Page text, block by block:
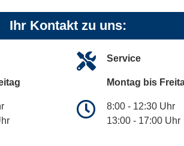
Ihr Kontakt zu uns:
Service
Montag bis
8:00 - 12:30 Uhr
13:00 - 17:00 Uhr